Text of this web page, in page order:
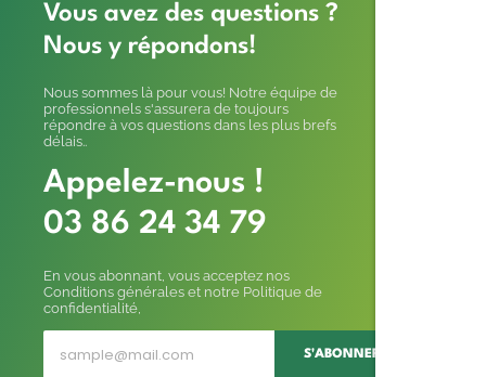
Vous avez des questions ?
Nous y répondons!
Nous sommes là pour vous! Notre équipe de
professionnels s'assurera de toujours
répondre à vos questions dans les plus brefs
délais..
Appelez-nous !
03 86 24 34 79
En vous abonnant, vous acceptez nos
Conditions générales et notre Politique de
confidentialité,
S'ABONNER